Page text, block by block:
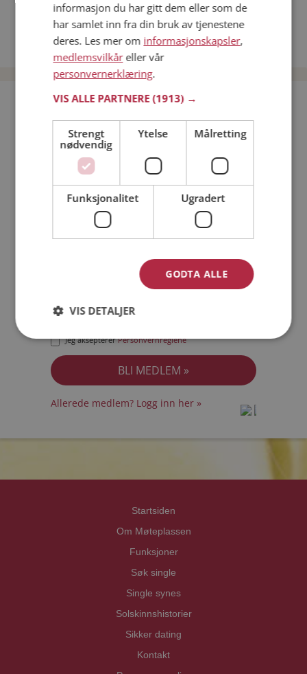
Menn fra Gjøvik
Date kvinner i Norge
Date menn i Norge
Bli medlem gratis!
Jeg er en:
Jeg akseptererPersonvernreglene
Allerede medlem? Logg inn her »
Startsiden
Om Møteplassen
Funksjoner
Søk single
Single synes
Solskinnshistorier
Sikker dating
Kontakt
informasjon du har gitt dem eller som de
har samlet inn fra din bruk av tjenestene
deres. Les mer om informasjonskapsler,
medlemsvilkåreller vår
personvernerklæring.
VIS ALLE PARTNERE(1913) →
Strengt
nødvendig
Ytelse Målretting
Funksjonalitet Ugradert
GODTA ALLE
VIS DETALJER